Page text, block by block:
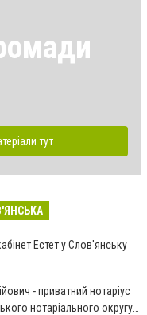
тут
Естет у Слов'янську
- приватний нотаріус
нотаріального округу